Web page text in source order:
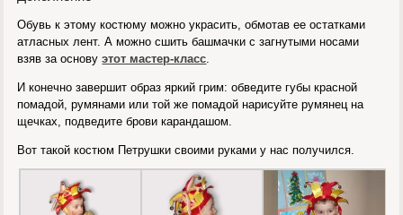
Обувь к этому костюму можно украсить, обмотав ее остатками
атласных лент. А можно сшить башмачки с загнутыми носами
взяв за основуэтот мастер-класс.
И конечно завершит образ яркий грим: обведите губы красной
помадой, румянами или той же помадой нарисуйте румянец на
щечках, подведите брови карандашом.
Вот такой костюм Петрушки своими руками у нас получился.